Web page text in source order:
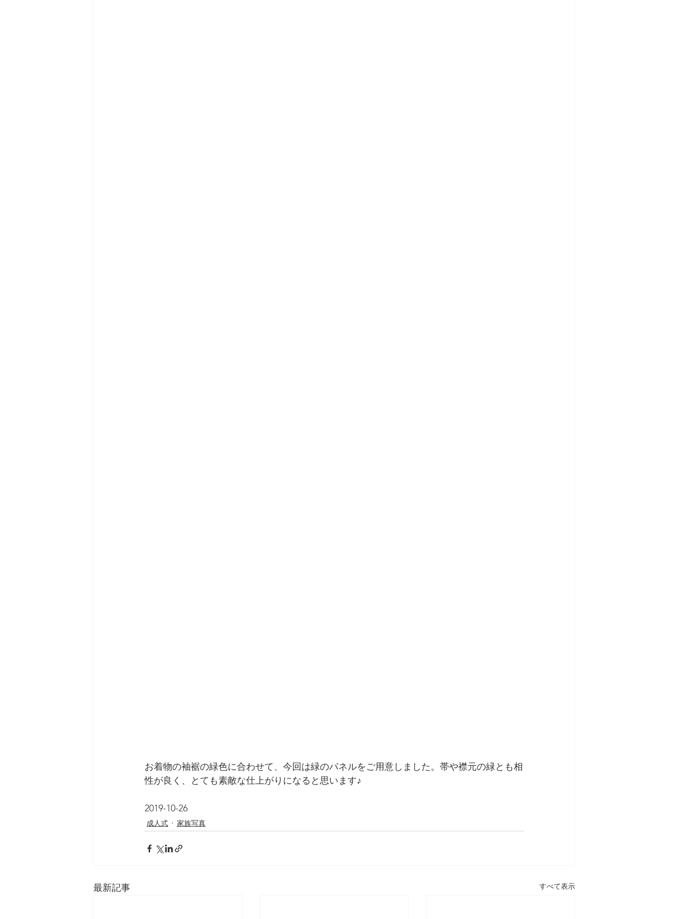
お着物の袖裾の緑色に合わせて、今回は緑のパネルをご用意しました。帯や襟元の緑とも相
性が良く、とても素敵な仕上がりになると思います♪
2019-10-26
成人式 家族写真
最新記事 すべて表示